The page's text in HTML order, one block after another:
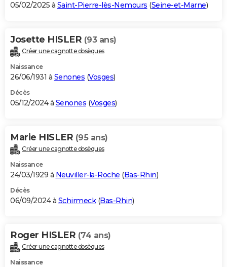
05/02/2025 à Saint-Pierre-lès-Nemours (Seine-et-Marne)
Josette HISLER (93 ans)
Créer une cagnotte obsèques
Naissance
26/06/1931 à Senones (Vosges)
Décès
05/12/2024 à Senones (Vosges)
Marie HISLER (95 ans)
Créer une cagnotte obsèques
Naissance
24/03/1929 à Neuviller-la-Roche (Bas-Rhin)
Décès
06/09/2024 à Schirmeck(Bas-Rhin)
Roger HISLER (74 ans)
Créer une cagnotte obsèques
Naissance